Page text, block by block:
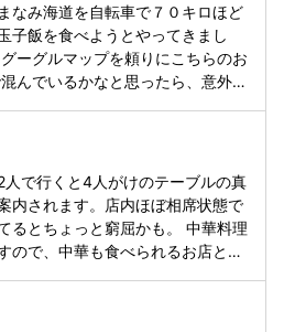
なみ海道を自転車で７０キロほど
子飯を食べようとやってきまし
ーグルマップを頼りにこちらのお
んでいるかなと思ったら、意外に
のかな。 友人と２人だっ
揚げつき）と玉子飯Bセット（海
。各１３００円。 しばらくして運
トの唐揚げと海老天をシェアしま
と一緒に玉子・焼き豚・ご飯を口
。 確かに美味しいな。ジャンクだ
老天はそのまま食べるのが海老の
で行くと4人がけのテーブルの真
内されます。店内ほぼ相席状態で
るとちょっと窮屈かも。 中華料理
ので、中華も食べられるお店と思
すので注意が必要です！私は正直
んだ焼豚玉子飯はとても美味し